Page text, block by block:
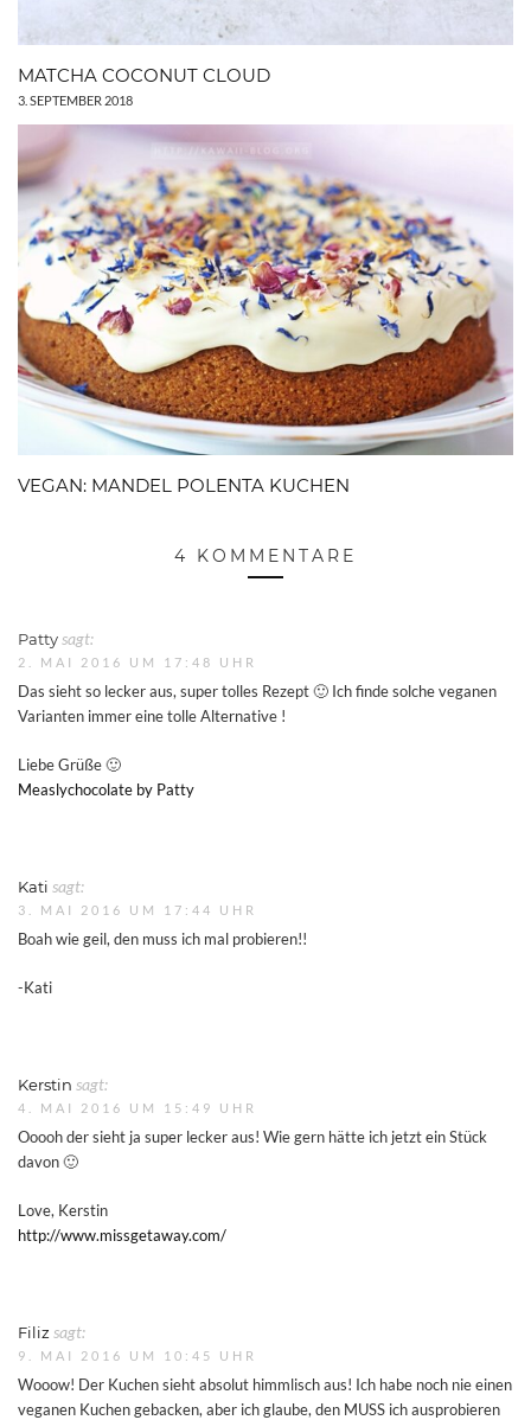
MATCHA COCONUT CLOUD
3. SEPTEMBER 2018
VEGAN: MANDEL POLENTA KUCHEN
4 KOMMENTARE
Pattysagt:
2. MAI 2016 UM 17:48 UHR
Das sieht so lecker aus, super tolles Rezept 🙂 Ich finde solche veganen
Varianten immer eine tolle Alternative !
Liebe Grüße 🙂
Measlychocolate by Patty
Kati sagt:
3. MAI 2016 UM 17:44 UHR
Boah wie geil, den muss ich mal probieren!!
-Kati
Kerstin sagt:
4. MAI 2016 UM 15:49 UHR
Ooooh der sieht ja super lecker aus! Wie gern hätte ich jetzt ein Stück
davon 🙂
Love, Kerstin
http://www.missgetaway.com/
Filiz sagt:
9. MAI 2016 UM 10:45 UHR
Wooow! Der Kuchen sieht absolut himmlisch aus! Ich habe noch nie einen
veganen Kuchen gebacken, aber ich glaube, den MUSS ich ausprobieren